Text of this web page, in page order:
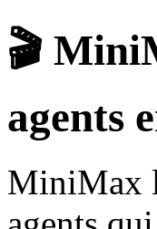
🎬
agents
MiniMax